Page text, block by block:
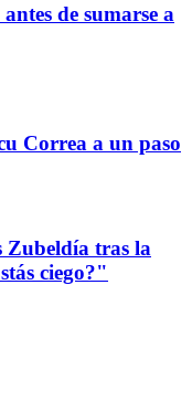
de sumarse a
Correa a un paso
Zubeldía tras la
ciego?"